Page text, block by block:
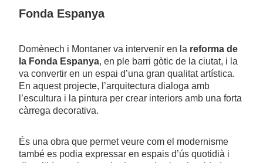
Fonda Espanya
Domènech i Montaner va intervenir en la reforma de
la Fonda Espanya, en ple barri gòtic de la ciutat, i la
va convertir en un espai d’una gran qualitat artística.
En aquest projecte, l’arquitectura dialoga amb
l’escultura i la pintura per crear interiors amb una forta
càrrega decorativa.
És una obra que permet veure com el modernisme
també es podia expressar en espais d’ús quotidià i